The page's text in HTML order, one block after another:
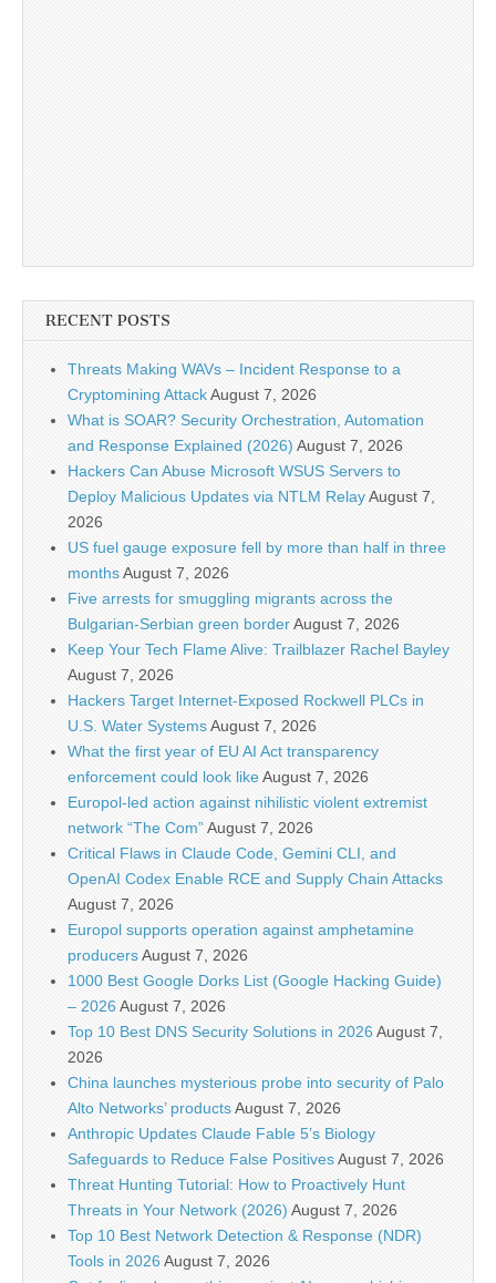
RECENT POSTS
Threats Making WAVs – Incident Response to a
Cryptomining AttackAugust 7, 2026
What is SOAR? Security Orchestration, Automation
and Response Explained (2026) August 7, 2026
Hackers Can Abuse Microsoft WSUS Servers to
Deploy Malicious Updates via NTLM RelayAugust 7,
2026
US fuel gauge exposure fell by more than half in three
monthsAugust 7, 2026
Five arrests for smuggling migrants across the
Bulgarian-Serbian green borderAugust 7, 2026
Keep Your Tech Flame Alive: Trailblazer Rachel Bayley
August 7, 2026
Hackers Target Internet-Exposed Rockwell PLCs in
U.S. Water SystemsAugust 7, 2026
What the first year of EU AI Act transparency
enforcement could look likeAugust 7, 2026
Europol-led action against nihilistic violent extremist
network “The Com”August 7, 2026
Critical Flaws in Claude Code, Gemini CLI, and
OpenAI Codex Enable RCE and Supply Chain Attacks
August 7, 2026
Europol supports operation against amphetamine
producersAugust 7, 2026
1000 Best Google Dorks List (Google Hacking Guide)
– 2026August 7, 2026
Top 10 Best DNS Security Solutions in 2026August 7,
2026
China launches mysterious probe into security of Palo
Alto Networks’ productsAugust 7, 2026
Anthropic Updates Claude Fable 5’s Biology
Safeguards to Reduce False PositivesAugust 7, 2026
Threat Hunting Tutorial: How to Proactively Hunt
Threats in Your Network (2026) August 7, 2026
Top 10 Best Network Detection & Response (NDR)
Tools in 2026August 7, 2026